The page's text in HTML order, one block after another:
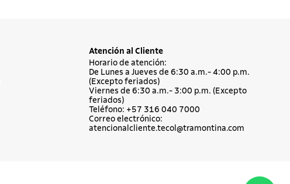
Atención al Cliente
Horario de atención:
De Lunes a Jueves de 6:30 a.m.- 4:00 p.m.
(Excepto feriados)
Viernes de 6:30 a.m.- 3:00 p.m. (Excepto
feriados)
Teléfono: +57 316 040 7000
Correo electrónico:
atencionalcliente.tecol@tramontina.com